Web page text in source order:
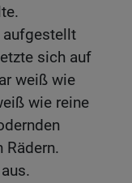
aufgestellt
sich auf
weiß wie
wie reine
Rädern.